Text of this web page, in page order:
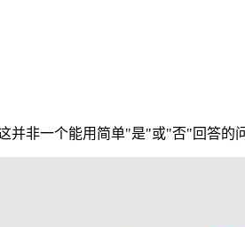
非一个能用简单"是"或"否"回答的